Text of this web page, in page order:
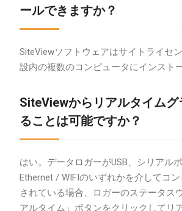
ールできますか？
SiteViewソフトウェアはサイトライセ
設内の複数のコンピュータにインスト
SiteViewからリアルタイム
ることは可能ですか？
はい。データロガーがUSB、シリアル
Ethernet / WIFIのいずれかを介してコ
されている場合、ロガーのステータス
アルタイム」ボタンをクリックしてリ